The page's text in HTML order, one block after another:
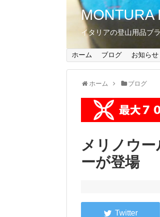
MONTURA
イタリアの登山用品ブ
ホーム ブログ お知らせ
ホーム ブログ
メリノウ
ーが登場